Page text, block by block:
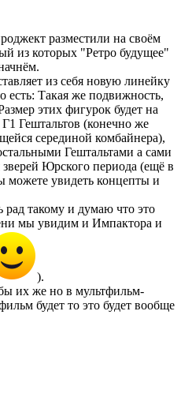
разместили на своём
из которых "Ретро будущее"
из себя новую линейку
есть: Такая же подвижность,
этих фигурок будет на
Гештальтов (конечно же
серединой комбайнера),
Гештальтами а сами
Юрского периода (ещё в
увидеть концепты и
рад такому и думаю что это
мы увидим и Импактора и
).
их же но в мультфильм-
будет то это будет вообще